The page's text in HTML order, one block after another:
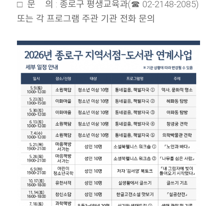
□ 문 의 : 종로구 평생교육과(☎ 02-2148-2085)
또는 각 프로그램 주관 기관 전화 문의